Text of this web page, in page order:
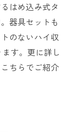
はめ込み式タ
器具セットも
のないハイ収
す。更に詳し
ちらでご紹介